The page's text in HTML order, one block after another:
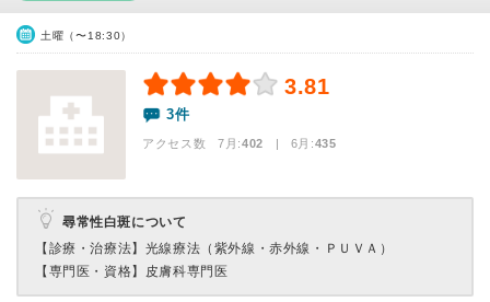
土曜（〜18:30）
3.81
3件
アクセス数 7月:402 | 6月:435
尋常性白斑について
【診療・治療法】 光線療法（紫外線・赤外線・ＰＵＶＡ）
【専門医・資格】 皮膚科専門医